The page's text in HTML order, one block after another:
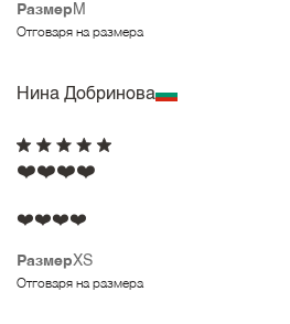
Размер M
Отговаря на размера
Нина Добринова
РазмерXS
Отговаря на размера
❤️❤️❤️❤️
❤️❤️❤️❤️